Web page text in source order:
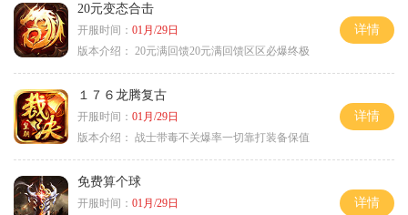
20元变态合击
开服时间： 01月/29日
版本介绍：
20元满回馈20元满回馈区区必爆终极
详情
１７６龙腾复古
开服时间： 01月/29日
版本介绍： 战士带毒不关爆率一切靠打装备保值
详情
免费算个球
开服时间： 01月/29日
详情